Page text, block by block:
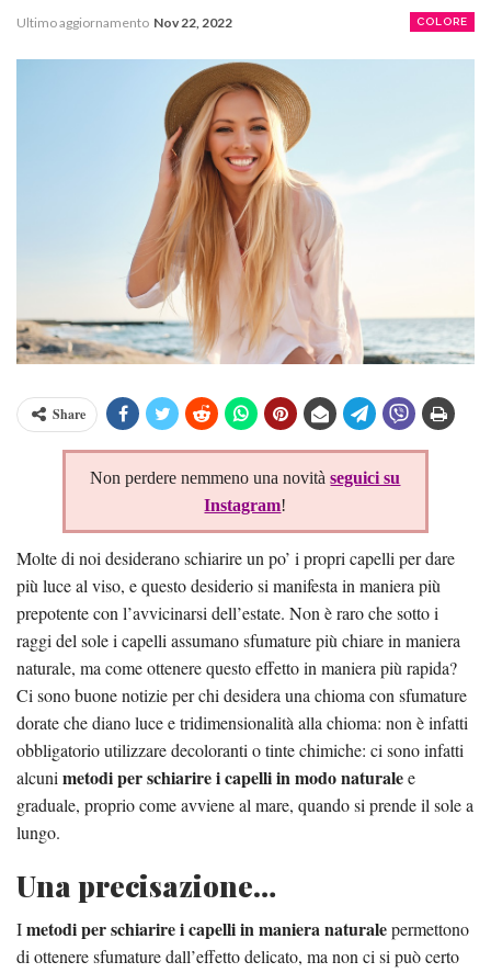
COLORE
Ultimo aggiornamento Nov 22, 2022
Share
Non perdere nemmeno una novitàseguici su
Instagram!
Molte di noi desiderano schiarire un po’ i propri capelli per dare
più luce al viso, e questo desiderio si manifesta in maniera più
prepotente con l’avvicinarsi dell’estate. Non è raro che sotto i
raggi del sole i capelli assumano sfumature più chiare in maniera
naturale, ma come ottenere questo effetto in maniera più rapida?
Ci sono buone notizie per chi desidera una chioma con sfumature
dorate che diano luce e tridimensionalità alla chioma: non è infatti
obbligatorio utilizzare decoloranti o tinte chimiche: ci sono infatti
alcuni metodi per schiarire i capelli in modo naturalee
graduale, proprio come avviene al mare, quando si prende il sole a
lungo.
Una precisazione…
Imetodi per schiarire i capelli in maniera naturalepermettono
di ottenere sfumature dall’effetto delicato, ma non ci si può certo